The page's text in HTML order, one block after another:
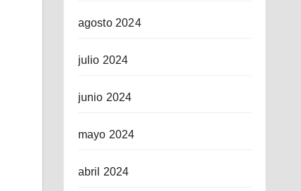
agosto 2024
julio 2024
junio 2024
mayo 2024
abril 2024